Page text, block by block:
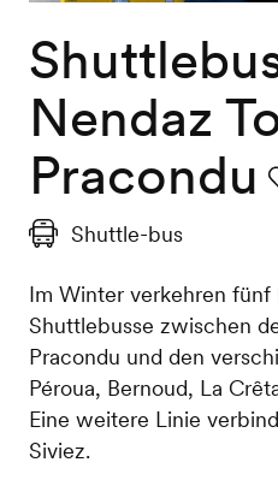
Nendaz
Pracondu
Shuttle-bus
Im Winter verkehren fünf
Shuttlebusse zwischen
Pracondu und den
Péroua, Bernoud, La
Eine weitere Linie
Siviez.